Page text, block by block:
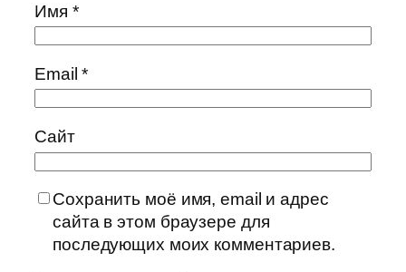
Имя *
Email*
Сайт
Сохранить моё имя, email и адрес
сайта в этом браузере для
последующих моих комментариев.